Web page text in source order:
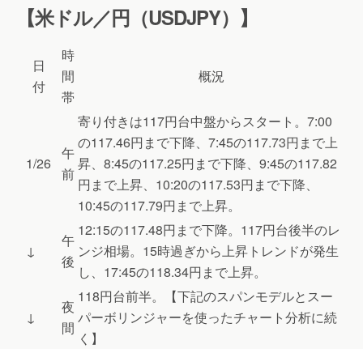
【米ドル／円（USDJPY）】
日
付
時
間
帯
概況
1/26
午
前
寄り付きは117円台中盤からスタート。7:00
の117.46円まで下降、7:45の117.73円まで上
昇、8:45の117.25円まで下降、9:45の117.82
円まで上昇、10:20の117.53円まで下降、
10:45の117.79円まで上昇。
↓
午
後
12:15の117.48円まで下降。117円台後半のレ
ンジ相場。15時過ぎから上昇トレンドが発生
し、17:45の118.34円まで上昇。
↓
夜
間
118円台前半。【下記のスパンモデルとスー
パーボリンジャーを使ったチャート分析に続
く】